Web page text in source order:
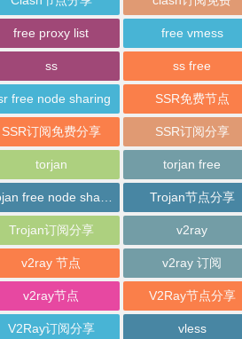
free proxy list free vmess
ss ss free
free node sharing SSR免费节点
SSR订阅免费分享 SSR订阅分享
torjan torjan free
Trojan节点分享
Trojan订阅分享 v2ray
v2ray 节点 v2ray 订阅
v2ray节点 V2Ray节点分享
V2Ray订阅分享 vless